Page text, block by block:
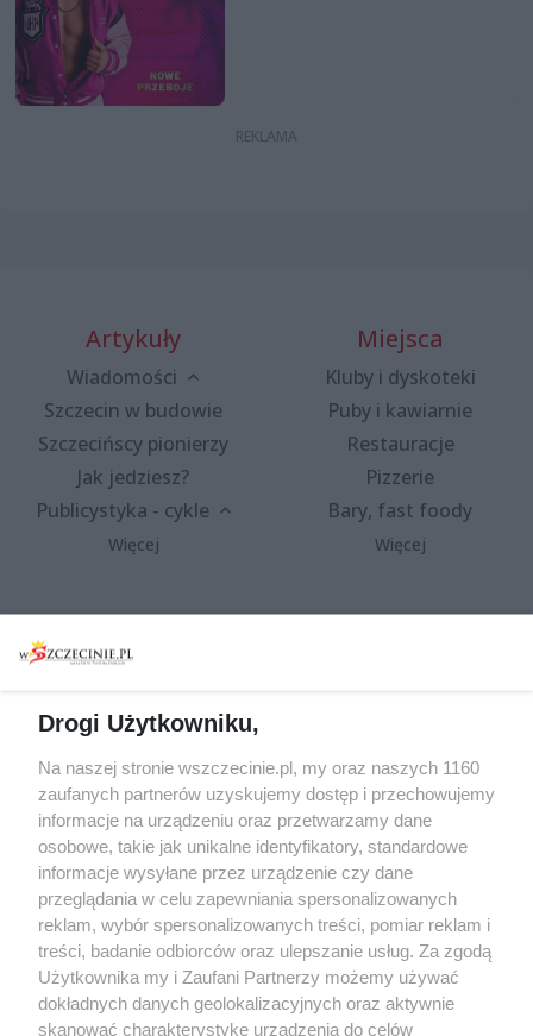
Artykuły
Wiadomości
Szczecin w budowie
Szczecińscy pionierzy
Jak jedziesz?
Publicystyka - cykle
Więcej
Miejsca
Kluby i dyskoteki
Puby i kawiarnie
Restauracje
Pizzerie
Bary, fast foody
Więcej
Wydarzenia
Warsztaty
Jarmarki, festyny, pchle
targi
Wernisaże
Więcej
Reklama
Redakcja
Specjalny koncert z okazji
20. urodzin portalu
wSzczecinie.pl
Regulamin konkursów
śniadaniówka "Hej
Szczecin! Jest piątek!"
Drogi Użytkowniku,
Na naszej stronie wszczecinie.pl, my oraz naszych 1160
zaufanych partnerów uzyskujemy dostęp i przechowujemy
informacje na urządzeniu oraz przetwarzamy dane
osobowe, takie jak unikalne identyfikatory, standardowe
informacje wysyłane przez urządzenie czy dane
przeglądania w celu zapewniania spersonalizowanych
reklam, wybór spersonalizowanych treści, pomiar reklam i
treści, badanie odbiorców oraz ulepszanie usług. Za zgodą
Użytkownika my i Zaufani Partnerzy możemy używać
dokładnych danych geolokalizacyjnych oraz aktywnie
skanować charakterystykę urządzenia do celów